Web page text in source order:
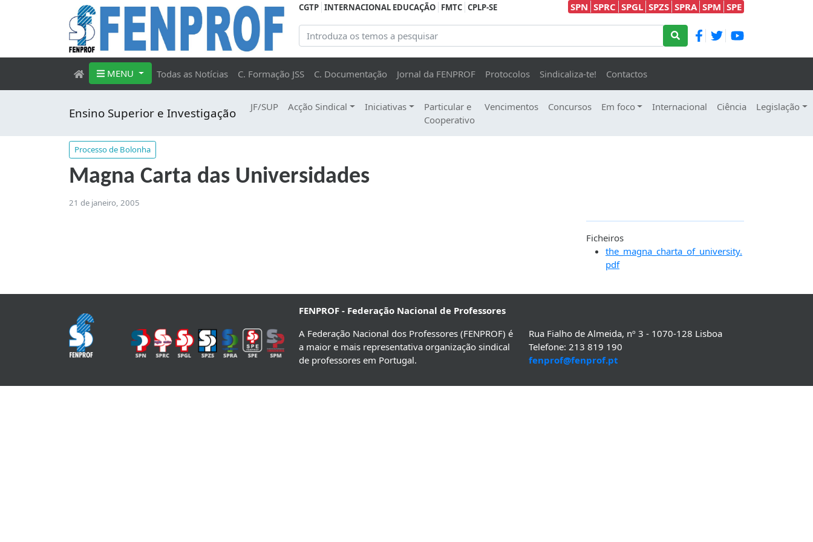
CGTP INTERNACIONAL EDUCAÇÃO FMTC CPLP-SE SPN SPRC SPGL SPZS SPRA SPM SPE
MENU Todas as Notícias C. Formação JSS C. Documentação Jornal da FENPROF Protocolos Sindicaliza-te! Contactos
Ensino Superior e Investigação JF/SUP Acção Sindical Iniciativas
Particular e
Cooperativo
Vencimentos Concursos Em foco Internacional Ciência Legislação
Processo de Bolonha
Magna Carta das Universidades
21 de janeiro, 2005
Ficheiros
the_magna_charta_of_university.
pdf
FENPROF - Federação Nacional de Professores
A Federação Nacional dos Professores (FENPROF) é
a maior e mais representativa organização sindical
de professores em Portugal.
Rua Fialho de Almeida, nº 3 - 1070-128 Lisboa
Telefone: 213 819 190
fenprof@fenprof.pt